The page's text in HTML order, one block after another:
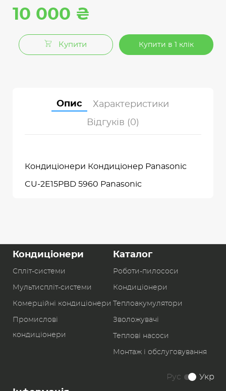
10 000 ₴
Купити Купити в 1 клік
Опис
Характеристики
Відгуків (0)
Кондиціонери Кондиціонер Panasonic
CU-2E15PBD 5960 Panasonic
Кондиціонери
Спліт-системи
Мультиспліт-системи
Комерційні кондиціонери
Промислові
кондиціонери
Каталог
Роботи-пилоcоси
Кондиціонери
Теплоакумулятори
Зволожувачі
Теплові насоси
Монтаж і обслуговування
Рус Укр